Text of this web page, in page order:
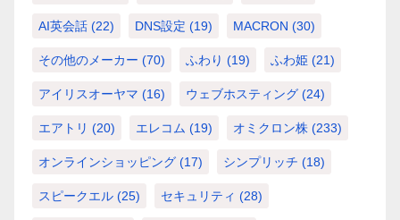
AI英会話 (22) DNS設定 (19) MACRON (30)
その他のメーカー (70) ふわり (19) ふわ姫 (21)
アイリスオーヤマ (16) ウェブホスティング (24)
エアトリ (20) エレコム (19) オミクロン株 (233)
オンラインショッピング (17) シンプリッチ (18)
スピークエル (25) セキュリティ (28)